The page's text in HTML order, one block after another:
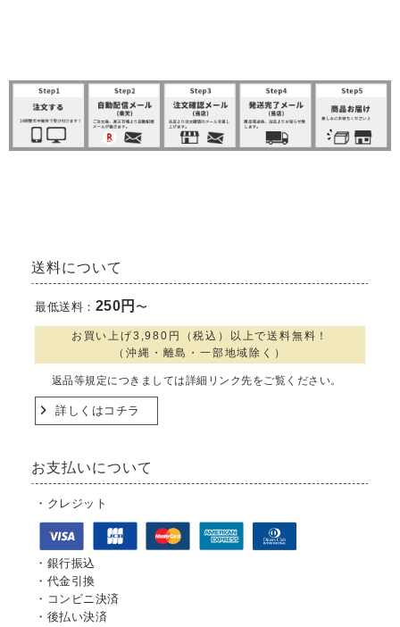
送料について
最低送料： 250円 〜
お買い上げ3,980円（税込）以上で送料無料！
（沖縄・離島・一部地域除く）
返品等規定につきましては詳細リンク先をご覧ください。
詳しくはコチラ
お支払いについて
・クレジット
・銀行振込
・代金引換
・コンビニ決済
・後払い決済